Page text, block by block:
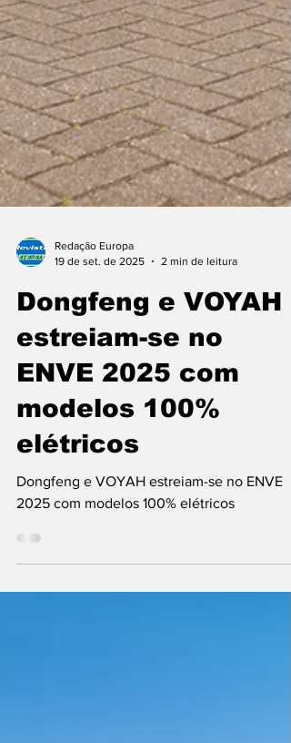
Redação Europa
Dongfeng e VOYAH
estreiam-se no
ENVE 2025 com
modelos 100%
Dongfeng e VOYAH estreiam-se no ENVE